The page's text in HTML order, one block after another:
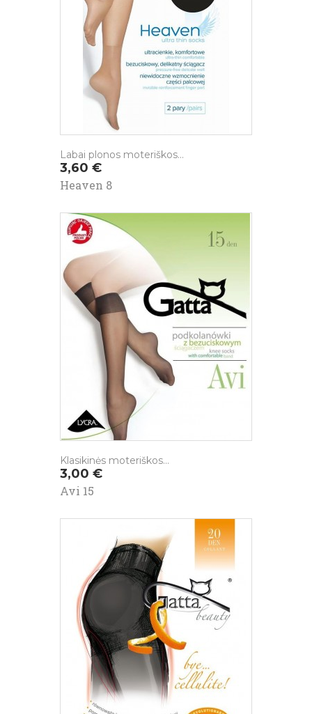
Labai plonos moteriškos...
Kaina
3,60 €
Heaven 8
Klasikinės moteriškos...
Kaina
3,00 €
Avi 15